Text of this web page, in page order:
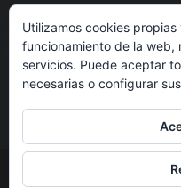
Búsqueda
© 2014 Radio
Utilizamos cookies
funcionamiento de la web,
servicios. Puede aceptar
necesarias o configurar